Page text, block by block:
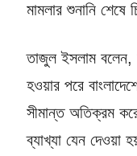
মামলার শুনানি
তাজুল ইসলাম বলেন,
হওয়ার পরে
সীমান্ত অতিক্রম
ব্যাখ্যা যেন দেওয়া